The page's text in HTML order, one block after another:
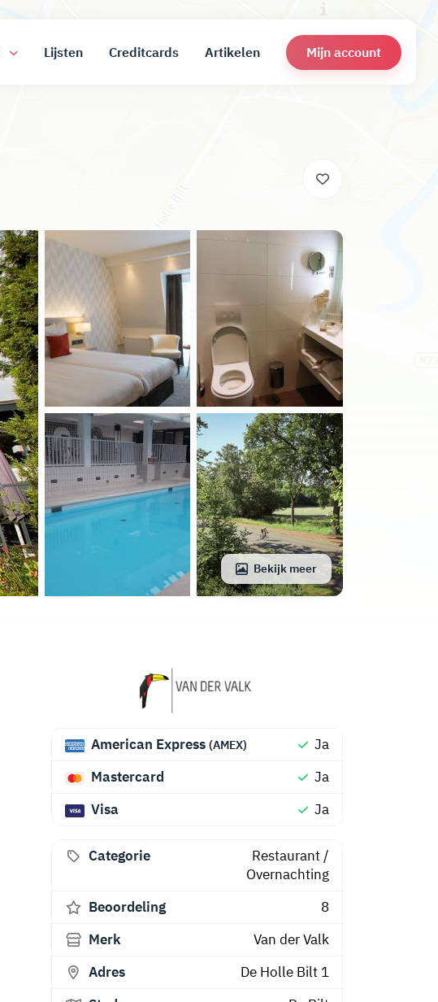
Lijsten Creditcards Artikelen Mijn account
Bekijk meer
American Express (AMEX)
Ja
Mastercard
Ja
Visa
Ja
Categorie Restaurant /
Overnachting
Beoordeling
8
Merk
Van der Valk
Adres
De Holle Bilt 1